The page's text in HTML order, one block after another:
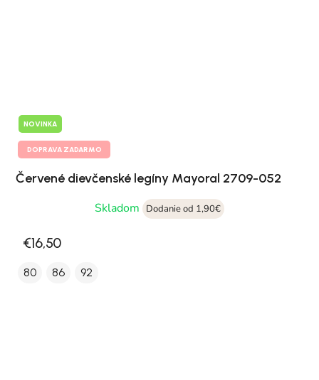
NOVINKA
DOPRAVA ZADARMO
Červené dievčenské legíny Mayoral 2709-052
Skladom
Dodanie od 1,90€
€16,50
80 86 92